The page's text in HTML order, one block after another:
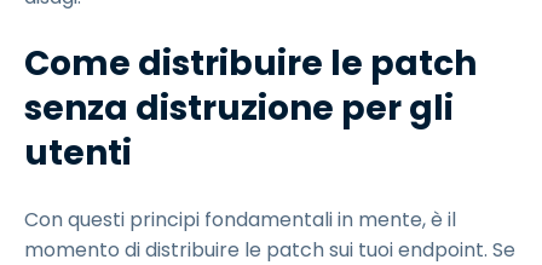
Come distribuire le patch
senza distruzione per gli
utenti
Con questi principi fondamentali in mente, è il
momento di distribuire le patch sui tuoi endpoint. Se